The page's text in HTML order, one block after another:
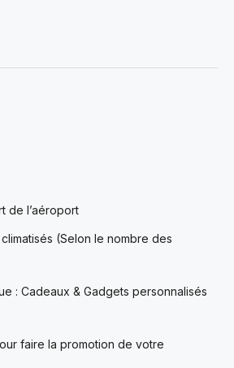
de l’aéroport
(Selon le nombre des
: Cadeaux & Gadgets personnalisés
faire la promotion de votre